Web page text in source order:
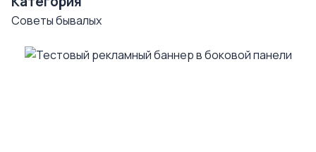
Советы бывалых